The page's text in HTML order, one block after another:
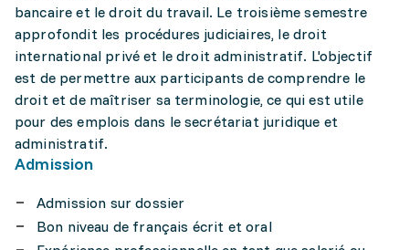
bancaire et le droit du travail. Le troisième semestre
approfondit les procédures judiciaires, le droit
international privé et le droit administratif. L'objectif
est de permettre aux participants de comprendre le
droit et de maîtriser sa terminologie, ce qui est utile
pour des emplois dans le secrétariat juridique et
administratif.
Admission
Admission sur dossier
Bon niveau de français écrit et oral